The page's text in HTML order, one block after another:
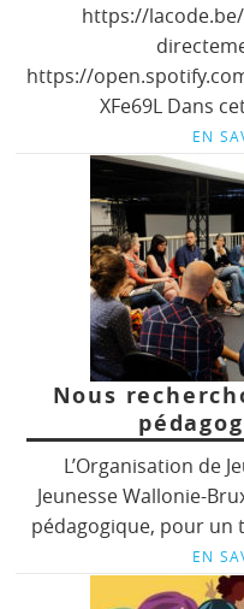
https://
https://
XFe69L Dans
EN
Nous
L’Organisation de
Jeunesse Wallonie-
pédagogique, pour un
EN